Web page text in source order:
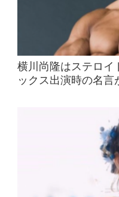
横川尚隆はステロイ
ックス出演時の名言